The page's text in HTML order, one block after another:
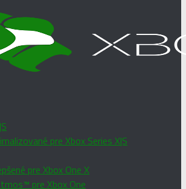
pre Xbox Series X|S
pre Xbox One X
pre Xbox One